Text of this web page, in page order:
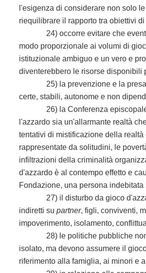
l'esigenza di considerare non solo
riequilibrare il rapporto tra obiettivi
24) occorre evitare che
modo proporzionale ai volumi di
istituzionale ambiguo e un vero e
diventerebbero le risorse disponibili
25) la prevenzione e la presa in
certe, stabili, autonome e non
26) la Conferenza episcopale
l'azzardo sia un'allarmante realtà
tentativi di mistificazione della
rappresentate da solitudini, le
infiltrazioni della criminalità
d'azzardo è al contempo effetto e
Fondazione, una persona
27) il disturbo da gioco
indiretti supartner, figli, conviventi,
impoverimento, isolamento,
28) le politiche pubbliche non
isolato, ma devono assumere il
riferimento alla famiglia, ai minori e